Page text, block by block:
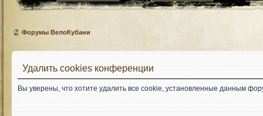
Форумы ВелоКубани
Удалить cookies конференции
Вы уверены, что хотите удалить все cookie, установленные данным